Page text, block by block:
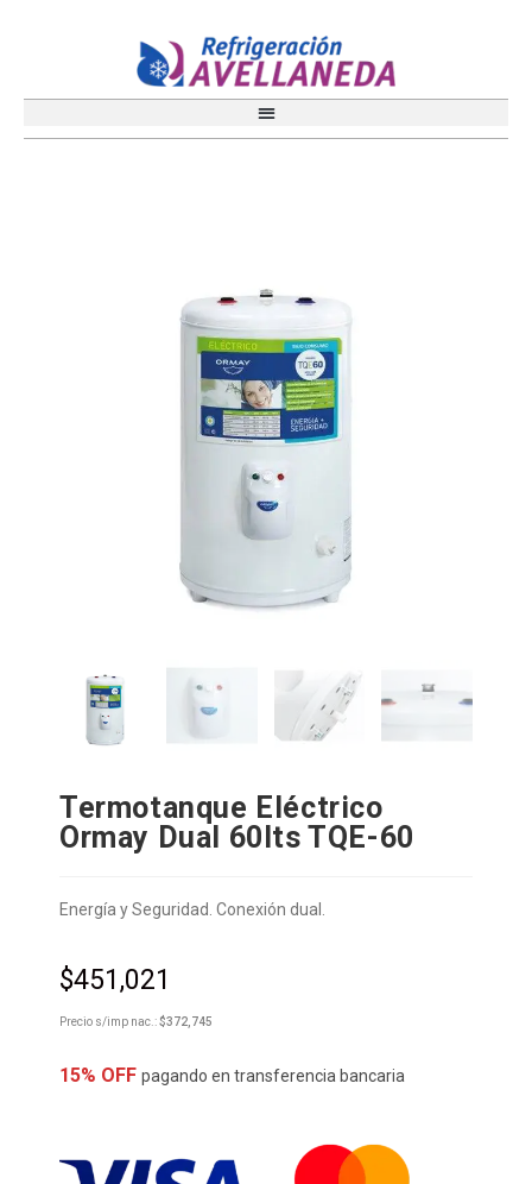
Termotanque Eléctrico
Ormay Dual 60lts TQE-60
Energía y Seguridad. Conexión dual.
$451,021
Precio s/imp nac.:$372,745
15% OFF pagando en transferencia bancaria